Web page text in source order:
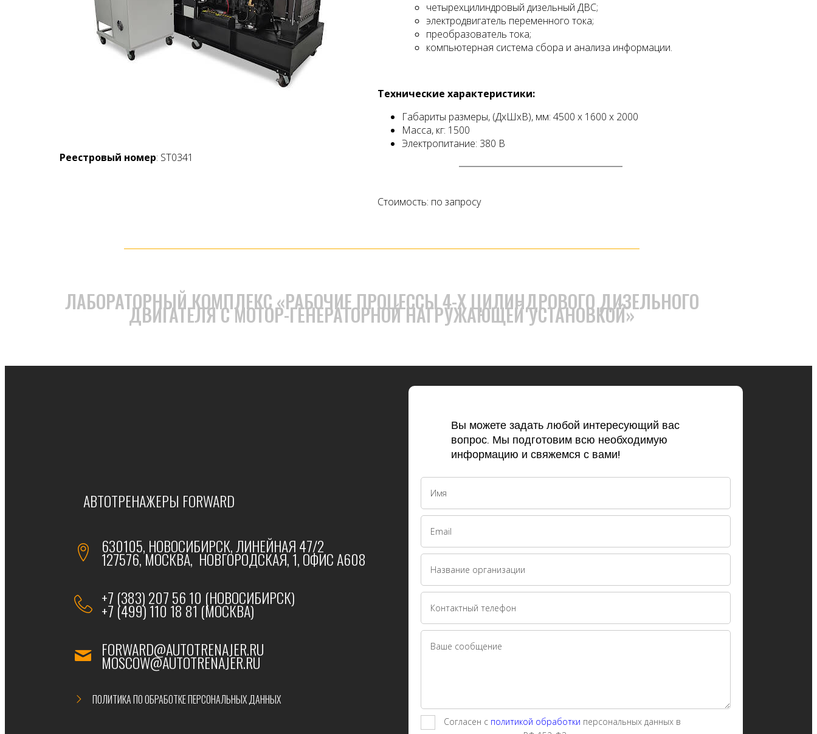
ЛАБОРАТОРНЫЙ КОМПЛЕКС «РАБОЧИЕ ПРОЦЕССЫ 4-Х ЦИЛИНДРОВОГО ДИЗЕЛЬНОГО
ДВИГАТЕЛЯ С МОТОР-ГЕНЕРАТОРНОЙ НАГРУЖАЮЩЕЙ УСТАНОВКОЙ»
Реестровый номер: ST0341
четырехцилиндровый дизельный ДВС;
электродвигатель переменного тока;
преобразователь тока;
компьютерная система сбора и анализа информации.
Технические характеристики:
Габариты размеры, (ДхШхВ), мм: 4500 х 1600 х 2000
Масса, кг: 1500
Электропитание: 380 В
Стоимость: по запросу
АВТОТРЕНАЖЕРЫ FORWARD
630105, НОВОСИБИРСК, ЛИНЕЙНАЯ 47/2
127576, МОСКВА, НОВГОРОДСКАЯ, 1, ОФИС А608
+7 (383) 207 56 10 (НОВОСИБИРСК)
+7 (499) 110 18 81 (МОСКВА)
FORWARD@AUTOTRENAJER.RU
MOSCOW@AUTOTRENAJER.RU
ПОЛИТИКА ПО ОБРАБОТКЕ ПЕРСОНАЛЬНЫХ ДАННЫХ
Вы можете задать любой интересующий вас
вопрос. Мы подготовим всю необходимую
информацию и свяжемся с вами!
Согласен с политикой обработки персональных данных в